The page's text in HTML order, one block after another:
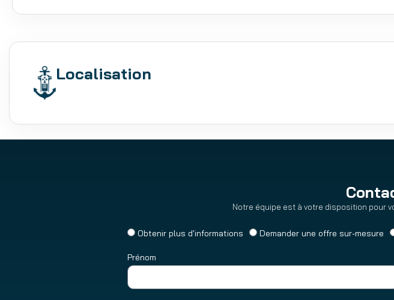
Localisation
Notre équipe est à votre disposition pour
Obtenir plus d'informations Demander une offre sur-mesure
Prénom